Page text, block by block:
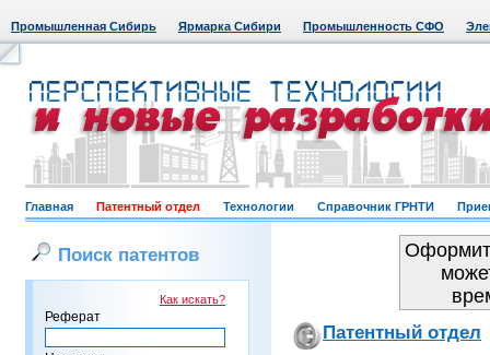
Промышленная Сибирь Ярмарка Сибири Промышленность СФО
Главная Патентный отдел Технологии Справочник ГРНТИ
Поиск патентов
Как искать?
Реферат
Патентный отдел